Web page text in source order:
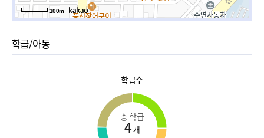
100m
학급/아동
학급수
총 학급
4개